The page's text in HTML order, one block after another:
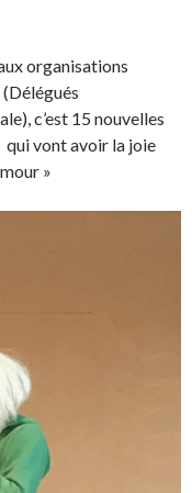
organisations
c’est 15 nouvelles
qui vont avoir la joie
»